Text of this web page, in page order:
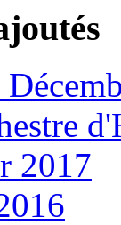
2017